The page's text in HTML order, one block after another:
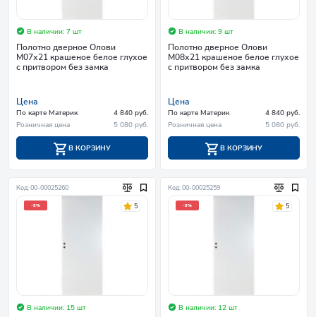
В наличии: 7 шт
Полотно дверное Олови
М07х21 крашеное белое глухое
с притвором без замка
Цена
По карте Материк
4 840 руб.
Розничная цена
5 080 руб.
В КОРЗИНУ
В наличии: 9 шт
Полотно дверное Олови
М08х21 крашеное белое глухое
с притвором без замка
Цена
По карте Материк
4 840 руб.
Розничная цена
5 080 руб.
В КОРЗИНУ
Код: 00-00025260
-5% 5
В наличии: 15 шт
Код: 00-00025259
-5% 5
В наличии: 12 шт